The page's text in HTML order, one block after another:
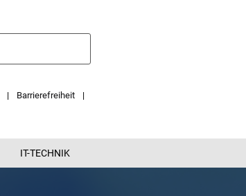
Barrierefreiheit
IT-TECHNIK